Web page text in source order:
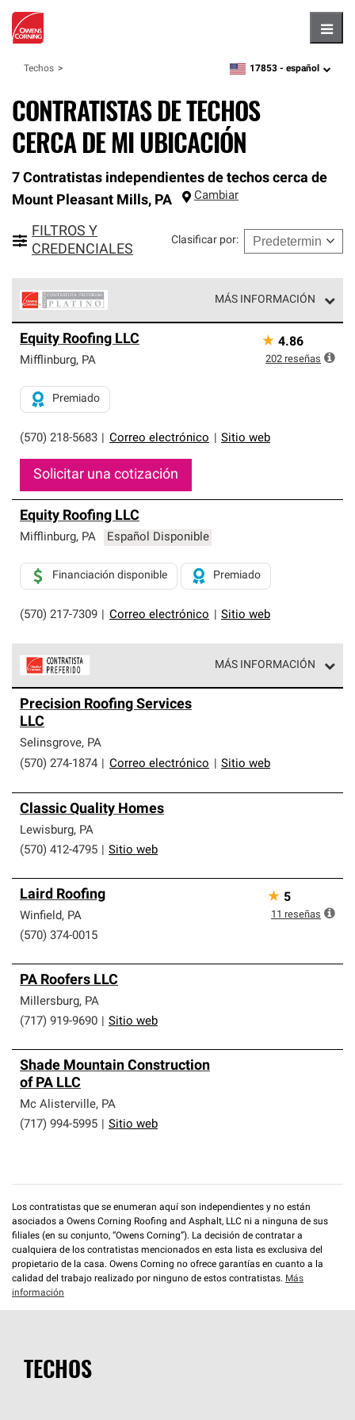
Techos zipcode,language
17853 - español
CONTRATISTAS DE TECHOS
CERCA DE MI UBICACIÓN
7 Contratistas independientes de techos cerca de
Mount Pleasant Mills, PA Cambiar
FILTROS Y
CREDENCIALES
Clasificar por:
MÁS INFORMACIÓN
Corning constituyen el nivel superior de nuestra red
exclusiva y cumplen con estándares estrictos de
Solo ellos pueden ofrecer nuestra mejor garantía de
sistemas de techos.
Equity Roofing LLC
Mifflinburg, PA
(570) 218-5683 Correo electrónico Sitio web
Premiado
Solicitar una cotización
★ 4.86
202 reseñas
Equity Roofing LLC
Mifflinburg, PA Español Disponible
(570) 217-7309 Correo electrónico Sitio web
Financiación disponible Premiado
MÁS INFORMACIÓN
parte de una red exclusiva de profesionales de techos
que cumplen con altos estándares y requisitos estrictos
de profesionalismo y confiabilidad.
Precision Roofing Services
LLC
Selinsgrove, PA
(570) 274-1874
Correo electrónico Sitio web
Classic Quality Homes
Lewisburg, PA
(570) 412-4795
Sitio web
Laird Roofing
Winfield, PA
(570) 374-0015
★ 5
11 reseñas
PA Roofers LLC
Millersburg, PA
(717) 919-9690
Sitio web
Shade Mountain Construction
of PA LLC
Mc Alisterville, PA
(717) 994-5995
Sitio web
Los contratistas que se enumeran aquí son independientes y no están
asociados a Owens Corning Roofing and Asphalt, LLC ni a ninguna de sus
filiales (en su conjunto, “Owens Corning”). La decisión de contratar a
cualquiera de los contratistas mencionados en esta lista es exclusiva del
propietario de la casa. Owens Corning no ofrece garantías en cuanto a la
calidad del trabajo realizado por ninguno de estos contratistas. Más
información
TECHOS